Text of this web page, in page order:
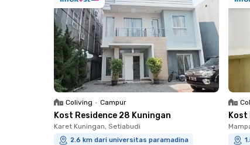
Coliving • Campur
Kost Residence 28 Kuningan
Karet Kuningan, Setiabudi
2.6 km dari universitas paramadina
Kost